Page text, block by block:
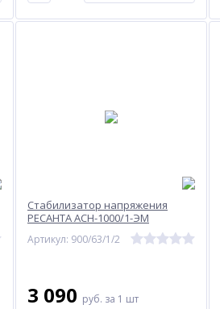
Стабилизатор напряжения
РЕСАНТА АСН-1000/1-ЭМ
Артикул: 900/63/1/2
3 090 руб. за 1 шт